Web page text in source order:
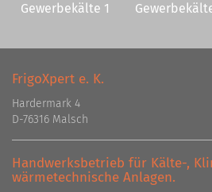
Gewerbekälte 1
FrigoXpert e. K.
Hardermark 4
D-76316 Malsch
Handwerksbetrieb für Kälte-,
wärmetechnische Anlagen.